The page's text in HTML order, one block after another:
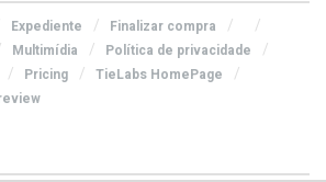
Expediente
Finalizar compra
Multimídia
Política de privacidade
Pricing
TieLabs HomePage